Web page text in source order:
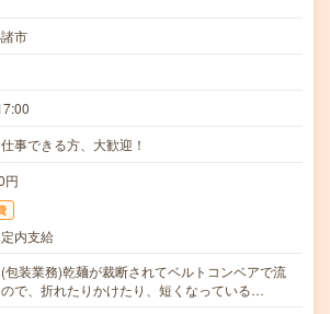
市
事できる方、大歓迎！
円
内支給
包装業務)乾麺が裁断されてベルトコンベアで流
で、折れたりかけたり、短くなっている…